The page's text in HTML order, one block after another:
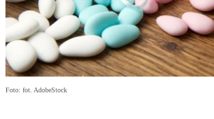
Foto: fot. AdobeStock